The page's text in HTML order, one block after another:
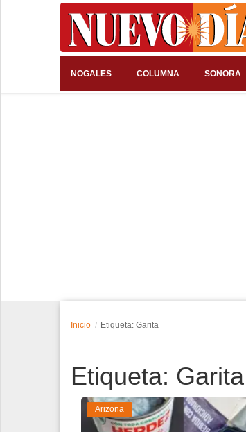
NOGALES COLUMNA SONORA
Inicio Etiqueta: Garita
Etiqueta: Garita
Arizona